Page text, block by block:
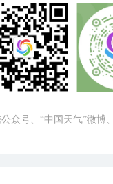
众号、“中国天气”微博